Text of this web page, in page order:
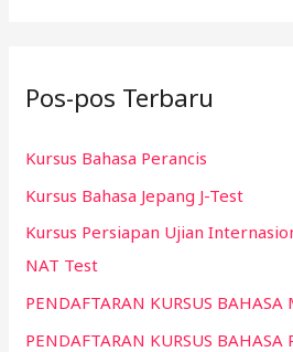
u
t
u
k
:
Pos-pos Terbaru
Kursus Bahasa Perancis
Kursus Bahasa Jepang J-Test
Kursus Persiapan Ujian
NAT Test
PENDAFTARAN KURSUS BAHASA
PENDAFTARAN KURSUS